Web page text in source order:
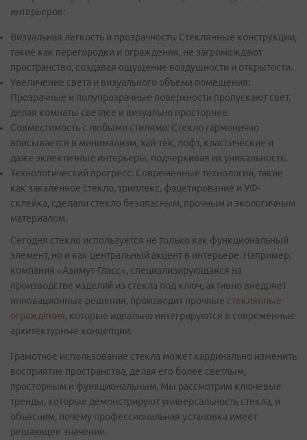
интерьеров:
Визуальная легкость и прозрачность: Стеклянные конструкции,
такие как перегородки и ограждения, не загромождают
пространство, создавая ощущение воздушности и открытости.
Увеличение света и визуального объема помещения:
Прозрачные и полупрозрачные поверхности пропускают свет,
делая комнаты светлее и визуально просторнее.
Совместимость с любыми стилями: Стекло гармонично
вписывается в минимализм, хай-тек, лофт, классические и
даже эклектичные интерьеры, подчеркивая их уникальность.
Технологический прогресс: Современные технологии, такие
как закаленное стекло, триплекс, фацетирование и УФ-
склейка, сделали стекло безопасным, прочным и экологичным
материалом.
Сегодня стекло используется не только как функциональный
элемент, но и как центральный акцент в интерьере. Например,
компания «Азимут-Гласс», специализирующаяся на
производстве изделий из стекла под ключ, активно внедряет
инновационные решения, производит прочные стеклянные
ограждения, которые идеально интегрируются в современные
архитектурные концепции.
Грамотное использование стекла может кардинально изменить
восприятие пространства, делая его более светлым,
просторным и функциональным. Мы рассмотрим ключевые
тренды, которые демонстрируют универсальность стекла, и
объясним, почему профессиональная установка имеет
решающее значение.